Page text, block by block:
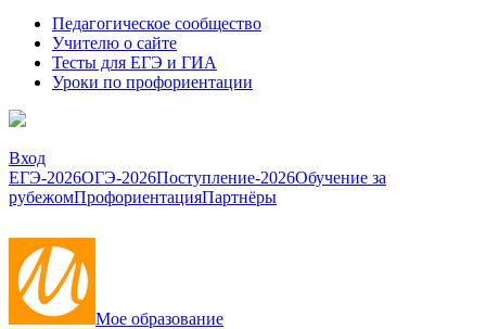
Педагогическое сообщество
Учителю о сайте
Тесты для ЕГЭ и ГИА
Уроки по профориентации
Вход
ЕГЭ-2026ОГЭ-2026Поступление-2026Обучение за
рубежомПрофориентацияПартнёры
Мое образование